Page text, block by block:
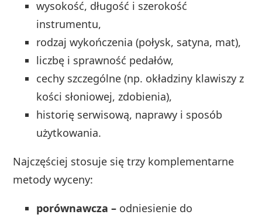
wysokość, długość i szerokość
instrumentu,
rodzaj wykończenia (połysk, satyna, mat),
liczbę i sprawność pedałów,
cechy szczególne (np. okładziny klawiszy z
kości słoniowej, zdobienia),
historię serwisową, naprawy i sposób
użytkowania.
Najczęściej stosuje się trzy komplementarne
metody wyceny:
porównawcza – odniesienie do